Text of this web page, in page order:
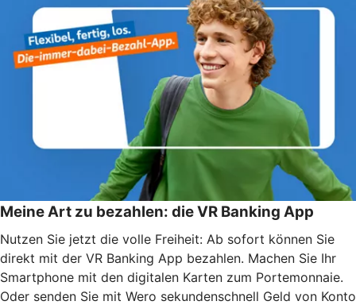
Meine Art zu bezahlen: die VR Banking App
Nutzen Sie jetzt die volle Freiheit: Ab sofort können Sie
direkt mit der VR Banking App bezahlen. Machen Sie Ihr
Smartphone mit den digitalen Karten zum Portemonnaie.
Oder senden Sie mit Wero sekundenschnell Geld von Konto